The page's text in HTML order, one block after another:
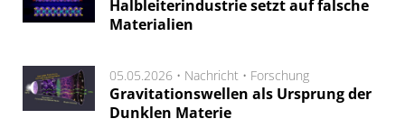
Halbleiterindustrie setzt auf falsche
Materialien
05.05.2026 • Nachricht • Forschung
Gravitationswellen als Ursprung der
Dunklen Materie